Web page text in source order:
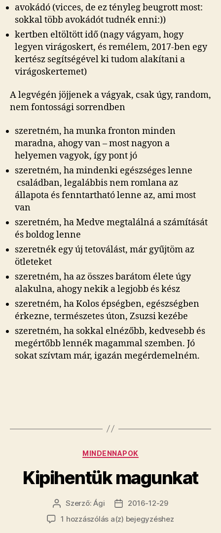
avokádó (vicces, de ez tényleg beugrott most:
sokkal több avokádót tudnék enni:))
kertben eltöltött idő (nagy vágyam, hogy
legyen virágoskert, és remélem, 2017-ben egy
kertész segítségével ki tudom alakítani a
virágoskertemet)
A legvégén jöjjenek a vágyak, csak úgy, random,
nem fontossági sorrendben
szeretném, ha munka fronton minden
maradna, ahogy van – most nagyon a
helyemen vagyok, így pont jó
szeretném, ha mindenki egészséges lenne
családban, legalábbis nem romlana az
állapota és fenntartható lenne az, ami most
van
szeretném, ha Medve megtalálná a számítását
és boldog lenne
szeretnék egy új tetoválást, már gyűjtöm az
ötleteket
szeretném, ha az összes barátom élete úgy
alakulna, ahogy nekik a legjobb és kész
szeretném, ha Kolos épségben, egészségben
érkezne, természetes úton, Zsuzsi kezébe
szeretném, ha sokkal elnézőbb, kedvesebb és
megértőbb lennék magammal szemben. Jó
sokat szívtam már, igazán megérdemelném.
Kategóriák
MINDENNAPOK
Kipihentük magunkat
Bejegyzés
szerzője
Szerző:Ági
Bejegyzés
dátuma
2016-12-29
1 hozzászólás a(z)Kipihentük
bejegyzéshez